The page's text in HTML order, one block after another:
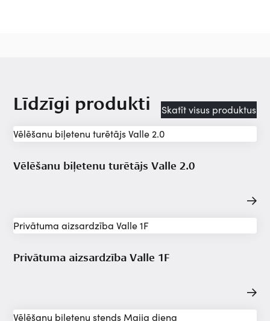
Līdzīgi produkti Skatīt visus produktus
Vēlēšanu biļetenu turētājs Valle 2.0
Privātuma aizsardzība Valle 1F